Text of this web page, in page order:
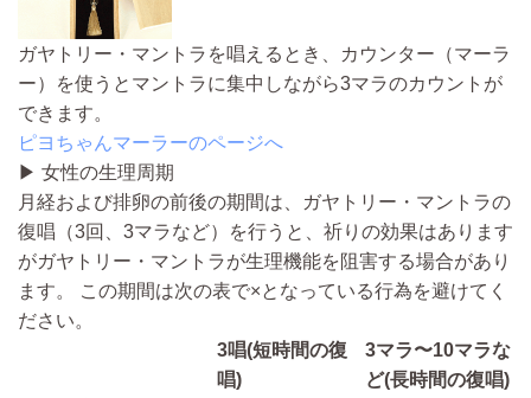
ガヤトリー・マントラを唱えるとき、カウンター（マーラ
ー）を使うとマントラに集中しながら3マラのカウントが
できます。
ピヨちゃんマーラーのページへ
▶ 女性の生理周期
月経および排卵の前後の期間は、ガヤトリー・マントラの
復唱（3回、3マラなど）を行うと、祈りの効果はあります
がガヤトリー・マントラが生理機能を阻害する場合があり
ます。 この期間は次の表で×となっている行為を避けてく
ださい。
3唱(短時間の復
唱)
3マラ〜10マラな
ど(長時間の復唱)